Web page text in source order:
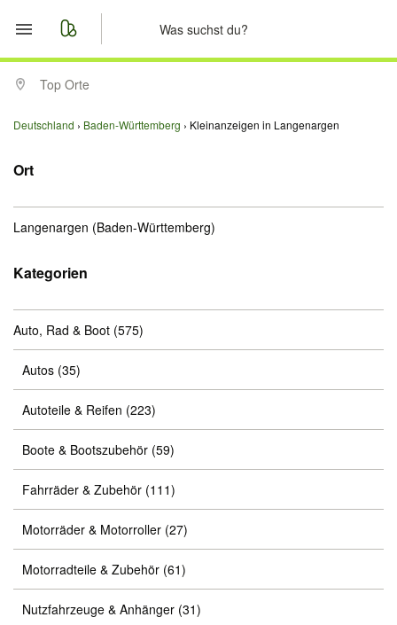
Start
Merkliste
Anzeige aufgeben
Top Orte
Deutschland Baden-Württemberg Kleinanzeigen in Langenargen
Ort
Langenargen (Baden-Württemberg)
Kategorien
Auto, Rad & Boot (575)
Autos (35)
Autoteile & Reifen (223)
Boote & Bootszubehör (59)
Fahrräder & Zubehör (111)
Motorräder & Motorroller (27)
Motorradteile & Zubehör (61)
Nutzfahrzeuge & Anhänger (31)